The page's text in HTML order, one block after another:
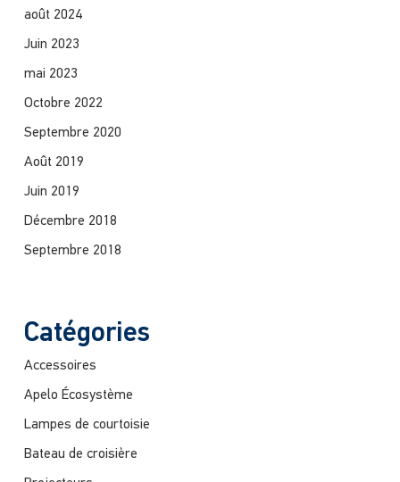
août 2024
Juin 2023
mai 2023
Octobre 2022
Septembre 2020
Août 2019
Juin 2019
Décembre 2018
Septembre 2018
Catégories
Accessoires
Apelo Écosystème
Lampes de courtoisie
Bateau de croisière